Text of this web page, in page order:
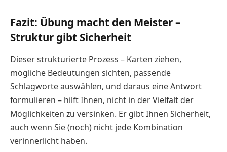
Fazit: Übung macht den Meister –
Struktur gibt Sicherheit
Dieser strukturierte Prozess – Karten ziehen,
mögliche Bedeutungen sichten, passende
Schlagworte auswählen, und daraus eine Antwort
formulieren – hilft Ihnen, nicht in der Vielfalt der
Möglichkeiten zu versinken. Er gibt Ihnen Sicherheit,
auch wenn Sie (noch) nicht jede Kombination
verinnerlicht haben.